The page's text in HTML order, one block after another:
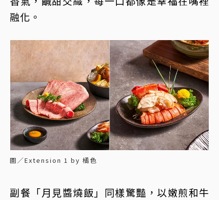
融化。
圖／Extension 1 by 橘色
副餐「月見醬燒飯」同樣驚豔，以嫩煎和牛